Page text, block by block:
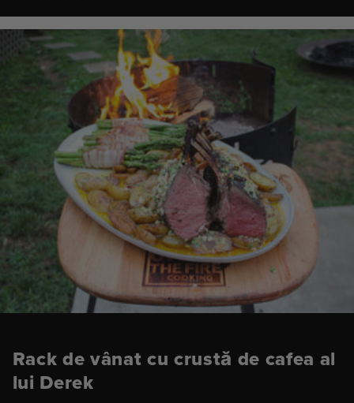
Rack de vânat cu crustă de cafea al
lui Derek